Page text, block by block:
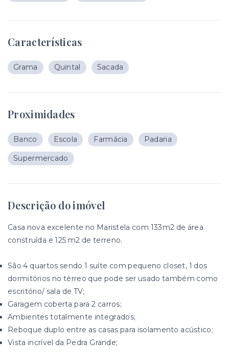
Características
Grama Quintal Sacada
Proximidades
Banco Escola Farmácia Padaria
Supermercado
Descrição do imóvel
Casa nova excelente no Maristela com 133m2 de área
construída e 125 m2 de terreno.
São 4 quartos sendo 1 suíte com pequeno closet, 1 dos
dormitórios no térreo que pode ser usado também como
escritório/ sala de TV;
Garagem coberta para 2 carros;
Ambientes totalmente integrados;
Reboque duplo entre as casas para isolamento acústico;
Vista incrível da Pedra Grande;